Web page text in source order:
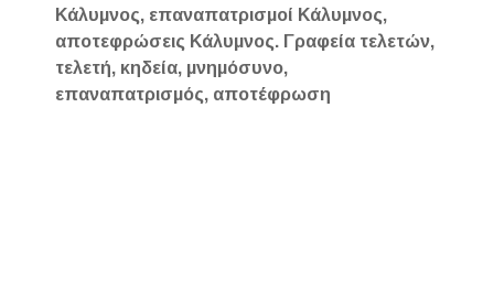
Κάλυμνος, επαναπατρισμοί Κάλυμνος,
αποτεφρώσεις Κάλυμνος. Γραφεία τελετών,
τελετή, κηδεία, μνημόσυνο,
επαναπατρισμός, αποτέφρωση